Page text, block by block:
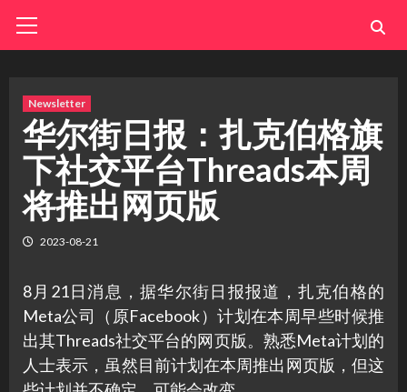
Menu
Newsletter
华尔街日报：扎克伯格旗
下社交平台Threads本周
将推出网页版
2023-08-21
8月21日消息，据华尔街日报报道，扎克伯格的
Meta公司（原Facebook）计划在本周早些时候推
出其Threads社交平台的网页版。熟悉Meta计划的
人士表示，虽然目前计划在本周推出网页版，但这